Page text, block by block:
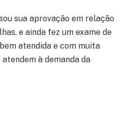
sua aprovação em relação
e ainda fez um exame de
atendida e com muita
à demanda da